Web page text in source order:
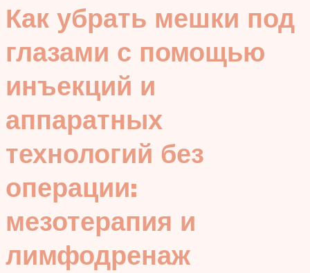
Как убрать мешки под
глазами с помощью
инъекций и
аппаратных
технологий без
операции:
мезотерапия и
лимфодренаж